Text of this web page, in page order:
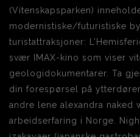
(Vitenskapsparken)
modernistiske/futuristiske
turistattraksjoner:
svær IMAX-kino som viser
geologidokumentarer. Ta
din forespørsel på
andre lene alexandra naked
arbeidserfaring i Norge.